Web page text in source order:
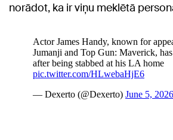
norādot, ka ir viņu meklētā